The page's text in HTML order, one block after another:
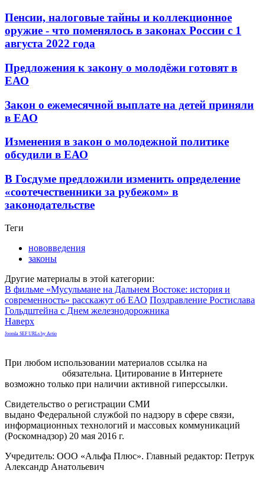
Пенсии, налоговые тайны и коллекционное
оружие - что поменялось в законах России с 1
августа 2022 года
Предложения к закону о молодёжи готовят в
ЕАО
Закон о ежемесячной выплате на детей приняли
в ЕАО
Изменения в закон о молодежной политике
обсудили в ЕАО
В Госдуме предложили изменить определение
«соотечественники за рубежом» в
законодательстве
Теги
нововведения
законы
Другие материалы в этой категории:
В фильме «Мусульмане на Дальнем Востоке: история и
современность» расскажут об ЕАО Поздравление Ростислава
Гольдштейна с Днем железнодорожника
Наверх
Joomla SEF URLs by Artio
При любом использовании материалов ссылка на
обязательна. Цитирование в Интернете
возможно только при наличии активной гиперссылки.
Свидетельство о регистрации СМИ
выдано Федеральной службой по надзору в сфере связи,
информационных технологий и массовых коммуникаций
(Роскомнадзор) 20 мая 2016 г.
Учредитель: ООО «Альфа Плюс». Главный редактор: Петрук
Александр Анатольевич